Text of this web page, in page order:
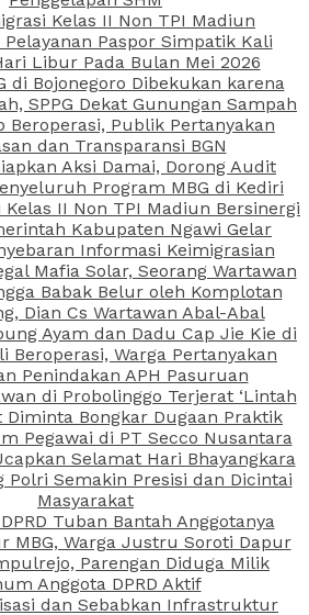
Kelas II Non TPI Madiun
Pelayanan Paspor Simpatik Kali
Libur Pada Bulan Mei 2026
di Bojonegoro Dibekukan karena
SPPG Dekat Gunungan Sampah
Beroperasi, Publik Pertanyakan
dan Transparansi BGN
Aksi Damai, Dorong Audit
Program MBG di Kediri
II Non TPI Madiun Bersinergi
Kabupaten Ngawi Gelar
Informasi Keimigrasian
Mafia Solar, Seorang Wartawan
Babak Belur oleh Komplotan
Dian Cs Wartawan Abal-Abal
Ayam dan Dadu Cap Jie Kie di
Beroperasi, Warga Pertanyakan
Penindakan APH Pasuruan
di Probolinggo Terjerat ‘Lintah
Diminta Bongkar Dugaan Praktik
Pegawai di PT Secco Nusantara
Selamat Hari Bhayangkara
Polri Semakin Presisi dan Dicintai
Masyarakat
Tuban Bantah Anggotanya
MBG, Warga Justru Soroti Dapur
Parengan Diduga Milik
Anggota DPRD Aktif
dan Sebabkan Infrastruktur